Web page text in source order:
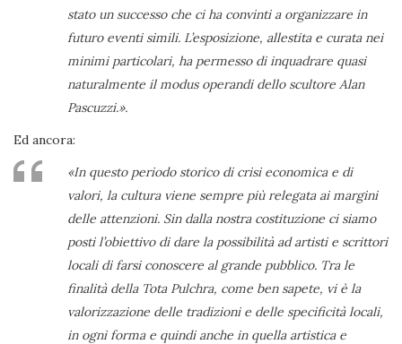
stato un successo che ci ha convinti a organizzare in
futuro eventi simili. L’esposizione, allestita e curata nei
minimi particolari, ha permesso di inquadrare quasi
naturalmente il modus operandi dello scultore Alan
Pascuzzi.».
Ed ancora:
«In questo periodo storico di crisi economica e di
valori, la cultura viene sempre più relegata ai margini
delle attenzioni. Sin dalla nostra costituzione ci siamo
posti l’obiettivo di dare la possibilità ad artisti e scrittori
locali di farsi conoscere al grande pubblico. Tra le
finalità della Tota Pulchra, come ben sapete, vi è la
valorizzazione delle tradizioni e delle specificità locali,
in ogni forma e quindi anche in quella artistica e